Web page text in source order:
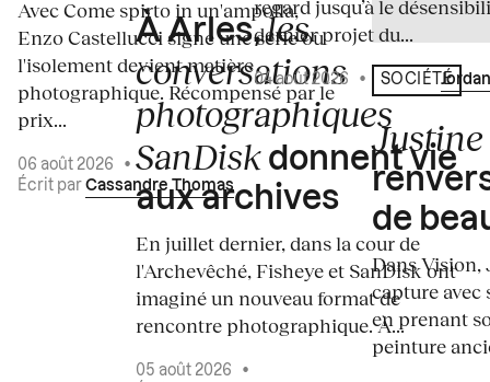
Avec Come spirto in un'ampolla,
Enzo Castellucci signe une série où
l'isolement devient matière
photographique. Récompensé par le
prix...
06 août 2026
•
Écrit par Cassandre Thomas
À Arles,les
conversations
photographiques
SanDisk donnent vie
aux archives
En juillet dernier, dans la cour de
l'Archevêché, Fisheye et SanDisk ont
imaginé un nouveau format de
rencontre photographique. À...
05 août 2026
•
regard jusqu’à le
dernier projet du...
04 août 2026 • Écrit par
SOCIÉTÉ
de
Dans
capture avec
en prenant
peinture